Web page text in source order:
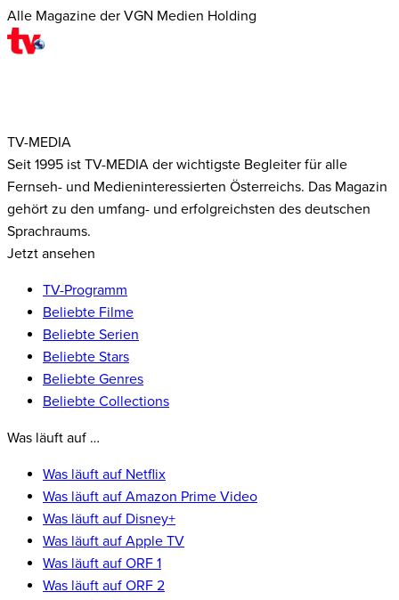
Alle Magazine der VGN Medien Holding
TV-MEDIA
Seit 1995 ist TV-MEDIA der wichtigste Begleiter für alle
Fernseh- und Medieninteressierten Österreichs. Das Magazin
gehört zu den umfang- und erfolgreichsten des deutschen
Sprachraums.
Jetzt ansehen
TV-Programm
Beliebte Filme
Beliebte Serien
Beliebte Stars
Beliebte Genres
Beliebte Collections
Was läuft auf …
Was läuft auf Netflix
Was läuft auf Amazon Prime Video
Was läuft auf Disney+
Was läuft auf Apple TV
Was läuft auf ORF 1
Was läuft auf ORF 2